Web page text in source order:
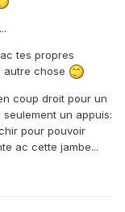
tes propres
autre chose
coup droit pour un
un appuis:
pour pouvoir
ac cette jambe...